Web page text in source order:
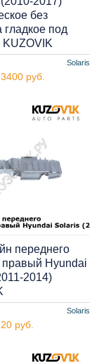
Solaris
без
гладкое под
KUZOVIK
3400 руб.
Solaris
переднего
Hyundai
2014)
руб.